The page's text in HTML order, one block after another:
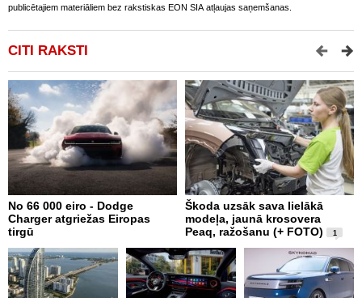
publicētajiem materiāliem bez rakstiskas EON SIA atļaujas saņemšanas.
CITI RAKSTI
No 66 000 eiro - Dodge
Charger atgriežas Eiropas
tirgū
Škoda uzsāk sava lielākā
modeļa, jaunā krosovera
Peaq, ražošanu (+ FOTO)
1